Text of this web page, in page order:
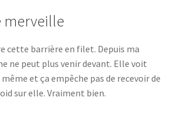
merveille
cette barrière en filet. Depuis ma
ne peut plus venir devant. Elle voit
même et ça empêche pas de recevoir de
sur elle. Vraiment bien.